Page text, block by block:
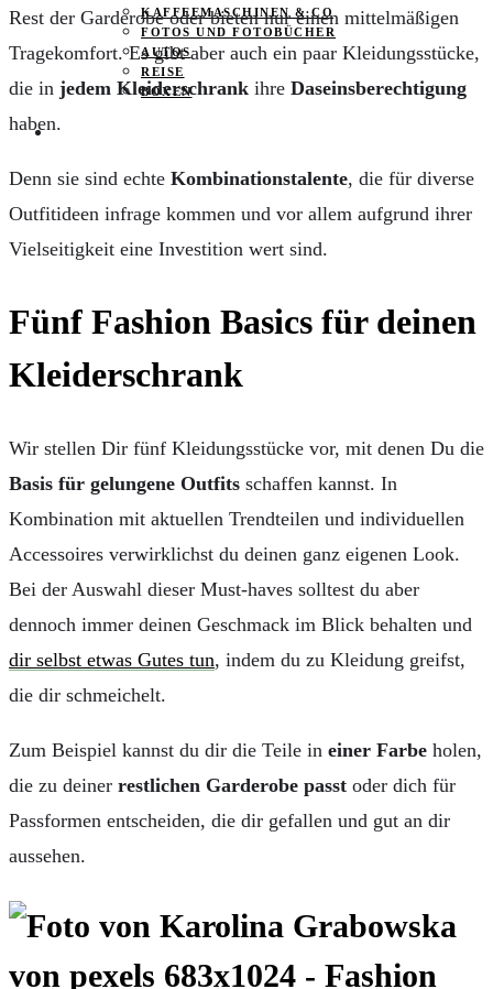
KAFFEEMASCHINEN & CO
FOTOS UND FOTOBÜCHER
AUTOS
REISE
BOXEN
KIND & KEGEL
Rest der Garderobe oder bieten nur einen mittelmäßigen
Tragekomfort. Es gibt aber auch ein paar Kleidungsstücke,
die in jedem Kleiderschrank ihre Daseinsberechtigung
haben.
Denn sie sind echte Kombinationstalente, die für diverse
Outfitideen infrage kommen und vor allem aufgrund ihrer
Vielseitigkeit eine Investition wert sind.
Fünf Fashion Basics für deinen
Kleiderschrank
Wir stellen Dir fünf Kleidungsstücke vor, mit denen Du die
Basis für gelungene Outfits schaffen kannst. In
Kombination mit aktuellen Trendteilen und individuellen
Accessoires verwirklichst du deinen ganz eigenen Look.
Bei der Auswahl dieser Must-haves solltest du aber
dennoch immer deinen Geschmack im Blick behalten und
dir selbst etwas Gutes tun, indem du zu Kleidung greifst,
die dir schmeichelt.
Zum Beispiel kannst du dir die Teile in einer Farbe holen,
die zu deiner restlichen Garderobe passt oder dich für
Passformen entscheiden, die dir gefallen und gut an dir
aussehen.